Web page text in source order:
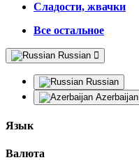
Сладости, жвачки
Все остальное
Russian
Russian
Azerbaijan
Язык
Валюта